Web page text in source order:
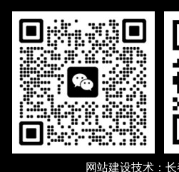
网站建设技术：